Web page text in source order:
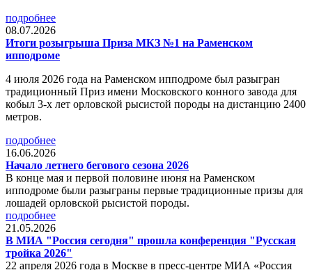
подробнее
08.07.2026
Итоги розыгрыша Приза МКЗ №1 на Раменском
ипподроме
4 июля 2026 года на Раменском ипподроме был разыгран
традиционный Приз имени Московского конного завода для
кобыл 3-х лет орловской рысистой породы на дистанцию 2400
метров.
подробнее
16.06.2026
Начало летнего бегового сезона 2026
В конце мая и первой половине июня на Раменском
ипподроме были разыграны первые традиционные призы для
лошадей орловской рысистой породы.
подробнее
21.05.2026
В МИА "Россия сегодня" прошла конференция "Русская
тройка 2026"
22 апреля 2026 года в Москве в пресс-центре МИА «Россия